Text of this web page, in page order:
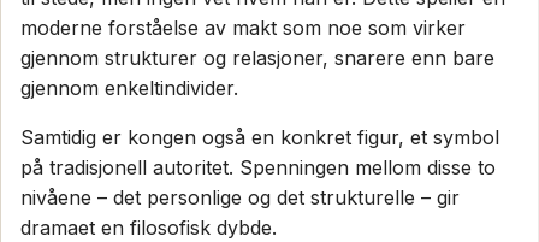
moderne forståelse av makt som noe som virker
gjennom strukturer og relasjoner, snarere enn bare
gjennom enkeltindivider.
Samtidig er kongen også en konkret figur, et symbol
på tradisjonell autoritet. Spenningen mellom disse to
nivåene – det personlige og det strukturelle – gir
dramaet en filosofisk dybde.